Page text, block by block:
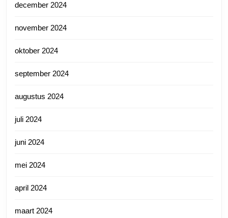
december 2024
november 2024
oktober 2024
september 2024
augustus 2024
juli 2024
juni 2024
mei 2024
april 2024
maart 2024